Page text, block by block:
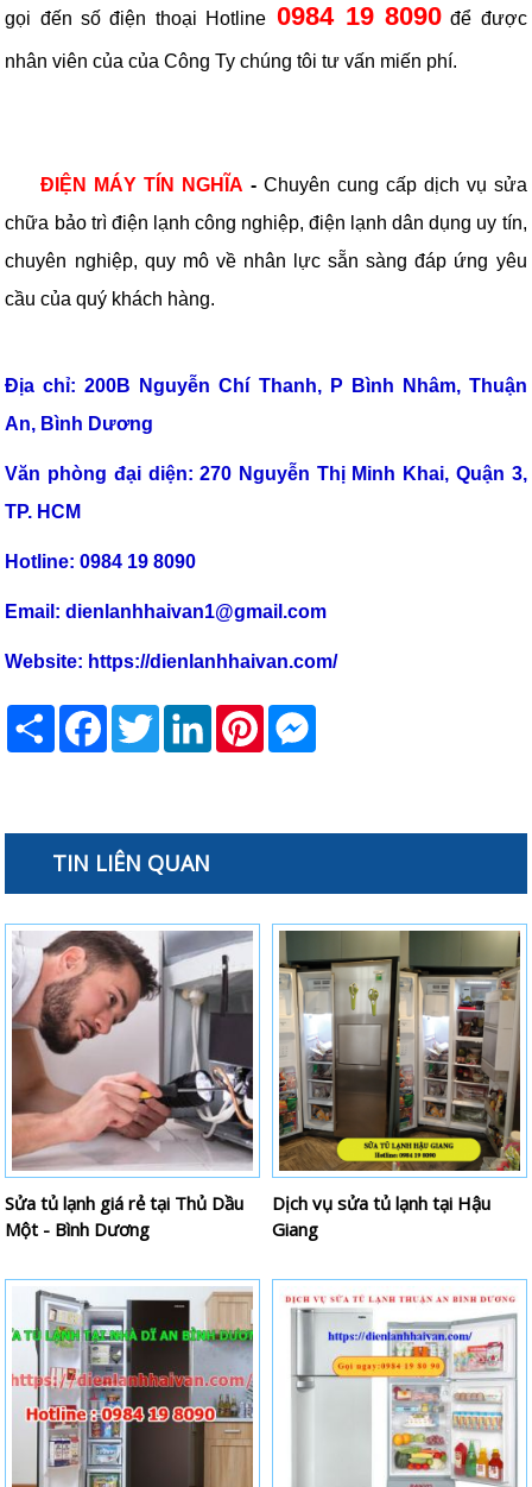
gọi đến số điện thoại Hotline 0984 19 8090để được
nhân viên của của Công Ty chúng tôi tư vấn miến phí.
ĐIỆN MÁY TÍN NGHĨA - Chuyên cung cấp dịch vụ sửa
chữa bảo trì điện lạnh công nghiệp, điện lạnh dân dụng uy tín,
chuyên nghiệp, quy mô về nhân lực sẵn sàng đáp ứng yêu
cầu của quý khách hàng.
Địa chỉ: 200B Nguyễn Chí Thanh, P Bình Nhâm, Thuận
An, Bình Dương
Văn phòng đại diện: 270 Nguyễn Thị Minh Khai, Quận 3,
TP. HCM
Hotline: 0984 19 8090
Email: dienlanhhaivan1@gmail.com
Website: https://dienlanhhaivan.com/
Share FacebookTwitter LinkedInPinterest
TIN LIÊN QUAN
Sửa tủ lạnh giá rẻ tại Thủ Dầu
Một - Bình Dương
Dịch vụ sửa tủ lạnh tại Hậu
Giang